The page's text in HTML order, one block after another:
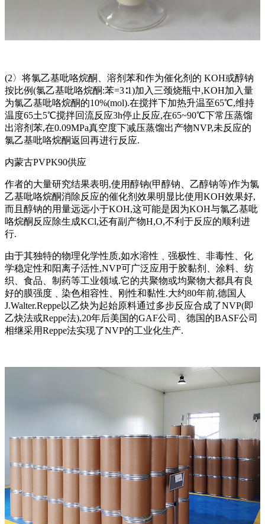
(2〉将氯乙基吡咯烷酮、溶剂苯和作为催化剂的 KOH或醇钠
按比例(氯乙基吡咯烷酮:苯=3∶1)加入三颈烧瓶中,KOH加入量
为氯乙基吡咯烷酮的10%(mol).在搅拌下加热升温至65℃,维持
温度65土5℃搅拌回流反应3h停止反应,在65~90℃下常压蒸馏
出溶剂苯,在0.09MPa真空度下减压蒸馏出产物NVP,未反应的
氯乙基吡咯烷酮返回再进行反应.
内蒙古PVPK90供应
作者的大量研究结果表明,使用醇钠(甲醇钠、乙醇钠等)作为氯
乙基吡咯烷酮消除反应的催化剂效果明显比使用KOH效果好,
而且醇钠的用量远远小于KOH,这可能是因为KOH与氯乙基吡
咯烷酮反应除生成KCl,还有副产物H,O,不利于反应的顺利进
行.
由于其独特的物理化学性质,如水溶性﹑强极性、非毒性、化
学稳定性和阳离子活性,NVP可广泛应用于胶黏剂、涂料、纺
织、食品、制药等工业领域.它的共聚物或均聚物大都具有良
好的膜强度﹑染色相容性、刚性和黏性.大约80年前,德国人
J.Walter.Reppe以乙炔为起始原料通过多步反应合成了NVP(即
乙炔法或Reppe法),20年后美国的GAF公司、德国的BASF公司
相继采用Reppe法实现了NVP的工业化生产.